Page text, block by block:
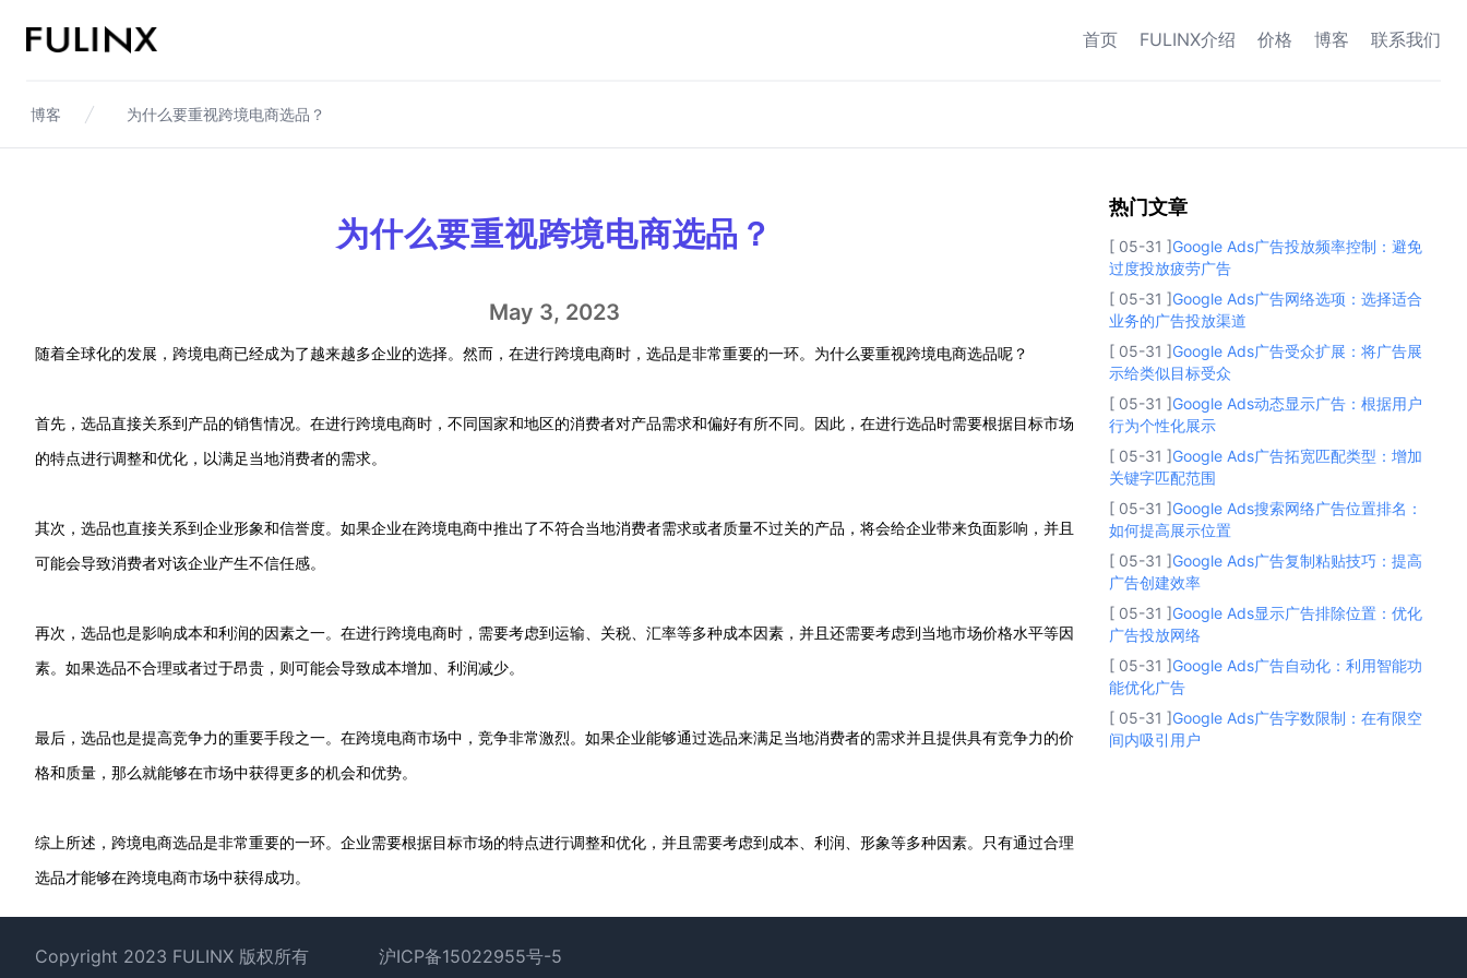
Fulinx-跨境电商独立站自建站平台 首页 FULINX介绍 价格 博客 联系我们
博客 为什么要重视跨境电商选品？
为什么要重视跨境电商选品？
May 3, 2023
随着全球化的发展，跨境电商已经成为了越来越多企业的选择。然而，在进行跨境电商时，选品是非常重要的一环。为什么要重视跨境电商选品呢？
首先，选品直接关系到产品的销售情况。在进行跨境电商时，不同国家和地区的消费者对产品需求和偏好有所不同。因此，在进行选品时需要根据目标市场
的特点进行调整和优化，以满足当地消费者的需求。
其次，选品也直接关系到企业形象和信誉度。如果企业在跨境电商中推出了不符合当地消费者需求或者质量不过关的产品，将会给企业带来负面影响，并且
可能会导致消费者对该企业产生不信任感。
再次，选品也是影响成本和利润的因素之一。在进行跨境电商时，需要考虑到运输、关税、汇率等多种成本因素，并且还需要考虑到当地市场价格水平等因
素。如果选品不合理或者过于昂贵，则可能会导致成本增加、利润减少。
最后，选品也是提高竞争力的重要手段之一。在跨境电商市场中，竞争非常激烈。如果企业能够通过选品来满足当地消费者的需求并且提供具有竞争力的价
格和质量，那么就能够在市场中获得更多的机会和优势。
综上所述，跨境电商选品是非常重要的一环。企业需要根据目标市场的特点进行调整和优化，并且需要考虑到成本、利润、形象等多种因素。只有通过合理
选品才能够在跨境电商市场中获得成功。
热门文章
[ 05-31 ]Google Ads广告投放频率控制：避免
过度投放疲劳广告
[ 05-31 ]Google Ads广告网络选项：选择适合
业务的广告投放渠道
[ 05-31 ]Google Ads广告受众扩展：将广告展
示给类似目标受众
[ 05-31 ]Google Ads动态显示广告：根据用户
行为个性化展示
[ 05-31 ]Google Ads广告拓宽匹配类型：增加
关键字匹配范围
[ 05-31 ]Google Ads搜索网络广告位置排名：
如何提高展示位置
[ 05-31 ]Google Ads广告复制粘贴技巧：提高
广告创建效率
[ 05-31 ]Google Ads显示广告排除位置：优化
广告投放网络
[ 05-31 ]Google Ads广告自动化：利用智能功
能优化广告
[ 05-31 ]Google Ads广告字数限制：在有限空
间内吸引用户
Copyright 2023 FULINX 版权所有 沪ICP备15022955号-5